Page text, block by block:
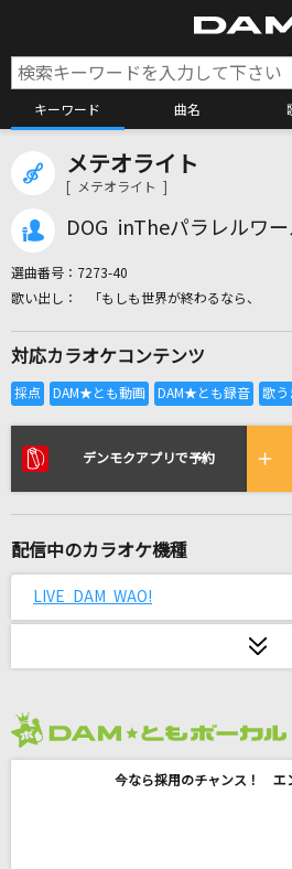
キーワード 曲名
カラオケ検索
全国りれき
リアルタイムで歌われて
[生音]ジュリアに傷心(ハート
宝物
メテオライト
[ メテオライト ]
DOG inTheパラレルワ
選曲番号： 7273-40
「もしも世界が終わるなら、
対応カラオケコンテンツ
デンモクアプリで予約
配信中のカラオケ機種
LIVE DAM WAO!
今なら採用のチャンス！ エ